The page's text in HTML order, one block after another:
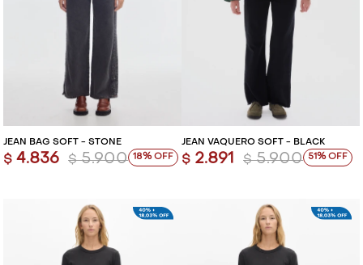
JEAN BAG SOFT - STONE
$ 4.836 $ 5.900 18
JEAN VAQUERO SOFT - BLACK
$ 2.891 $ 5.900 51